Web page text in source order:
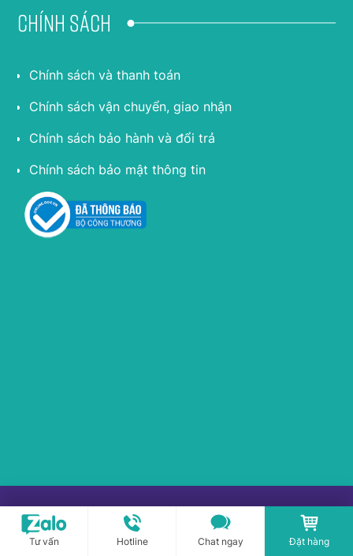
Chính sách
Chính sách và thanh toán
Chính sách vận chuyển, giao nhận
Chính sách bảo hành và đổi trả
Chính sách bảo mật thông tin
Copyright © 2017-2026 PLASMAKARE.VN All rights
reserved.
Tư vấn Hotline Chat ngay Đặt hàng